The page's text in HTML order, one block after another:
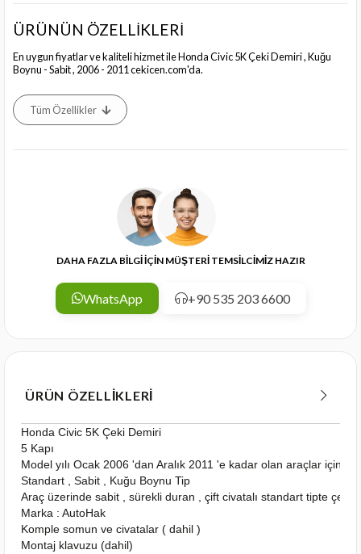
ÜRÜNÜN ÖZELLİKLERİ
En uygun fiyatlar ve kaliteli hizmet ile Honda Civic 5K Çeki Demiri , Kuğu
Boynu - Sabit , 2006 - 2011 cekicen.com'da.
Tüm Özellikler
DAHA FAZLA BİLGİ İÇİN MÜŞTERİ TEMSİLCİMİZ HAZIR
WhatsApp +90 535 203 6600
ÜRÜN ÖZELLIKLERI
Honda Civic 5K Çeki Demiri
5 Kapı
Model yılı Ocak 2006 'dan Aralık 2011 'e kadar olan araçlar için
Standart , Sabit , Kuğu Boynu Tip
Araç üzerinde sabit , sürekli duran , çift civatalı standart tipte çeki
Marka : AutoHak
Komple somun ve civatalar ( dahil )
Montaj klavuzu (dahil)